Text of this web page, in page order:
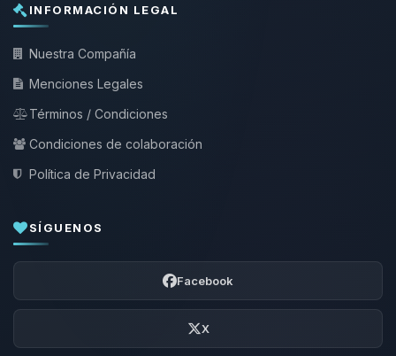
INFORMACIÓN LEGAL
Nuestra Compañía
Menciones Legales
Términos / Condiciones
Condiciones de colaboración
Política de Privacidad
SÍGUENOS
Facebook
X